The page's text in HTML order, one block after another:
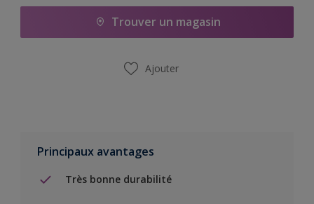
Trouver un magasin
Ajouter
Principaux avantages
Très bonne durabilité